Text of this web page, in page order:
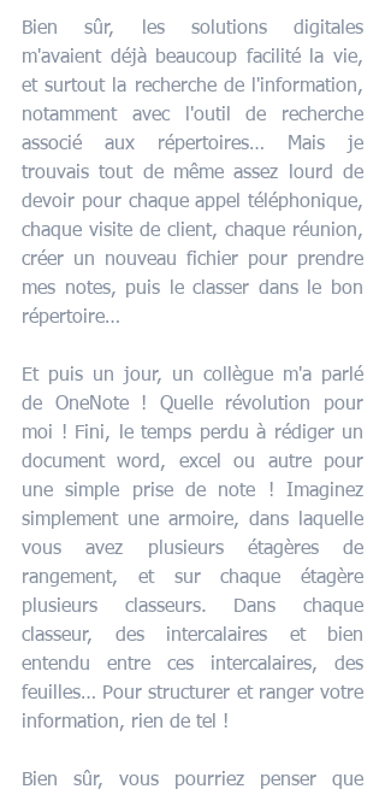
Bien sûr, les solutions digitales
m'avaient déjà beaucoup facilité la vie,
et surtout la recherche de l'information,
notamment avec l'outil de recherche
associé aux répertoires… Mais je
trouvais tout de même assez lourd de
devoir pour chaque appel téléphonique,
chaque visite de client, chaque réunion,
créer un nouveau fichier pour prendre
mes notes, puis le classer dans le bon
répertoire…
Et puis un jour, un collègue m'a parlé
de OneNote ! Quelle révolution pour
moi ! Fini, le temps perdu à rédiger un
document word, excel ou autre pour
une simple prise de note ! Imaginez
simplement une armoire, dans laquelle
vous avez plusieurs étagères de
rangement, et sur chaque étagère
plusieurs classeurs. Dans chaque
classeur, des intercalaires et bien
entendu entre ces intercalaires, des
feuilles… Pour structurer et ranger votre
information, rien de tel !
Bien sûr, vous pourriez penser que